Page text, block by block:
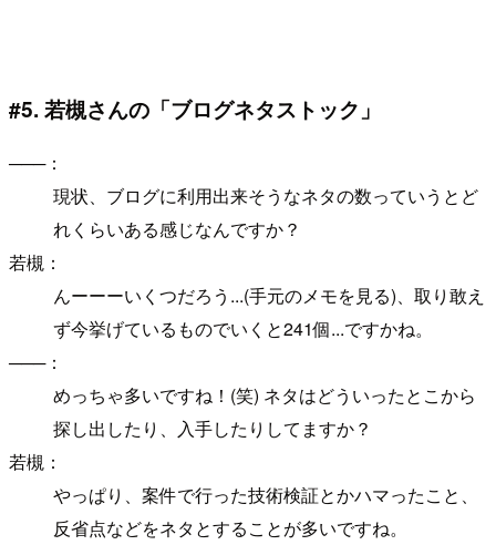
#5. 若槻さんの「ブログネタストック」
───：
現状、ブログに利用出来そうなネタの数っていうとど
れくらいある感じなんですか？
若槻：
んーーーいくつだろう...(手元のメモを見る)、取り敢え
ず今挙げているものでいくと241個...ですかね。
───：
めっちゃ多いですね！(笑) ネタはどういったとこから
探し出したり、入手したりしてますか？
若槻：
やっぱり、案件で行った技術検証とかハマったこと、
反省点などをネタとすることが多いですね。